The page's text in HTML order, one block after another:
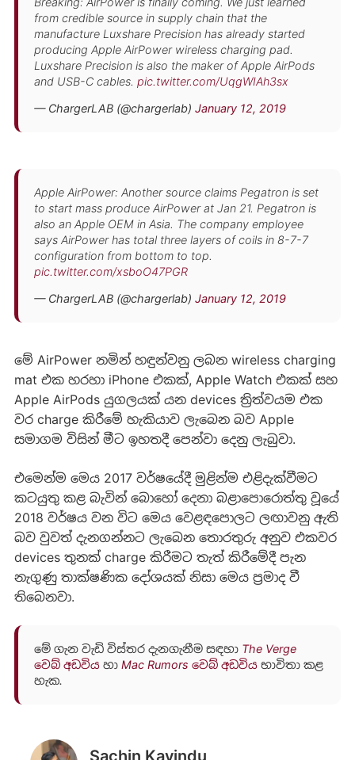
from credible source in supply chain that the
manufacture Luxshare Precision has already started
producing Apple AirPower wireless charging pad.
Luxshare Precision is also the maker of Apple AirPods
and USB-C cables. pic.twitter.com/UqgWIAh3sx
— ChargerLAB (@chargerlab) January 12, 2019
Apple AirPower: Another source claims Pegatron is set
to start mass produce AirPower at Jan 21. Pegatron is
also an Apple OEM in Asia. The company employee
says AirPower has total three layers of coils in 8-7-7
configuration from bottom to top.
pic.twitter.com/xsboO47PGR
— ChargerLAB (@chargerlab) January 12, 2019
මේ AirPower නමින් හඳුන්වනු ලබන wireless charging
mat එක හරහා iPhone එකක්, Apple Watch එකක් සහ
Apple AirPods යුගලයක් යන devices ත්‍රිත්වයම එක
වර charge කිරීමේ හැකියාව ලැබෙන බව Apple
සමාගම විසින් මීට ඉහතදී පෙන්වා දෙනු ලැබුවා.
එමෙන්ම මෙය 2017 වර්ෂයේදී මුළින්ම එළිදැක්වීමට
කටයුතු කළ බැවින් ‌බොහෝ දෙනා බළාපොරොත්තු වූයේ
2018 වර්ෂය වන විට මෙය වෙළඳපොලට ලඟාවනු ඇති
බව වුවත් දැනගන්නට ලැබෙන තොරතුරු අනුව එකවර
devices තුනක් charge කිරීමට තැත් කිරීමේදී පැන
නැගුණු තාක්ෂණික දෝශයක් නිසා මෙය ප්‍රමාද වී
තිබෙනවා.
මේ ගැන වැඩි විස්තර දැනගැනීම සඳහා The Verge
වෙබ් අඩවියහා Mac Rumors වෙබ් අඩවියභාවිතා කළ
හැක.
Sachin Kavindu